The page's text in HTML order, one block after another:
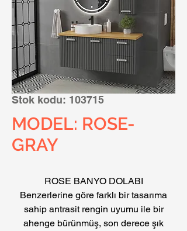
Stok kodu: 103715
MODEL: ROSE-
GRAY
ROSE BANYO DOLABI
Benzerlerine göre farklı bir tasarıma
sahip antrasit rengin uyumu ile bir
ahenge bürünmüş, son derece şık